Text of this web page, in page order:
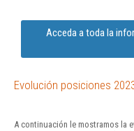
Acceda a toda la
Evolución posiciones
A continuación le mostramos la